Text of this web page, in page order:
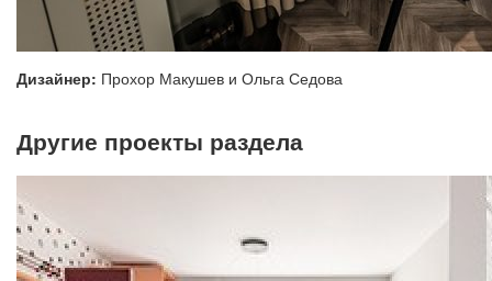
Дизайнер: Прохор Макушев и Ольга Седова
Другие проекты раздела